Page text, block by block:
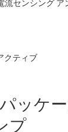
RF とマイクロ波
インターフェイス
流センシング ア
ス
ッケ
プ